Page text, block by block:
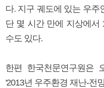
다. 지구 궤도에 있는 우주
단 몇 시간 만에 지상에서
수도 있다.
한편 한국천문연구원은
'2013년 우주환경 재난-전